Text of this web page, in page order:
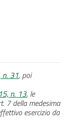
n. 31, poi
n. 13, le
7 della medesima
esercizio da